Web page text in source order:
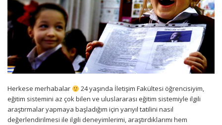
Herkese merhabalar
24 yaşında İletişim Fakültesi öğrencisiyim,
eğitim sistemini az çok bilen ve uluslararası eğitim sistemiyle ilgili
araştırmalar yapmaya başladığım için yarıyıl tatilini nasıl
değerlendirilmesi ile ilgili deneyimlerimi, araştırdıklarımı hem